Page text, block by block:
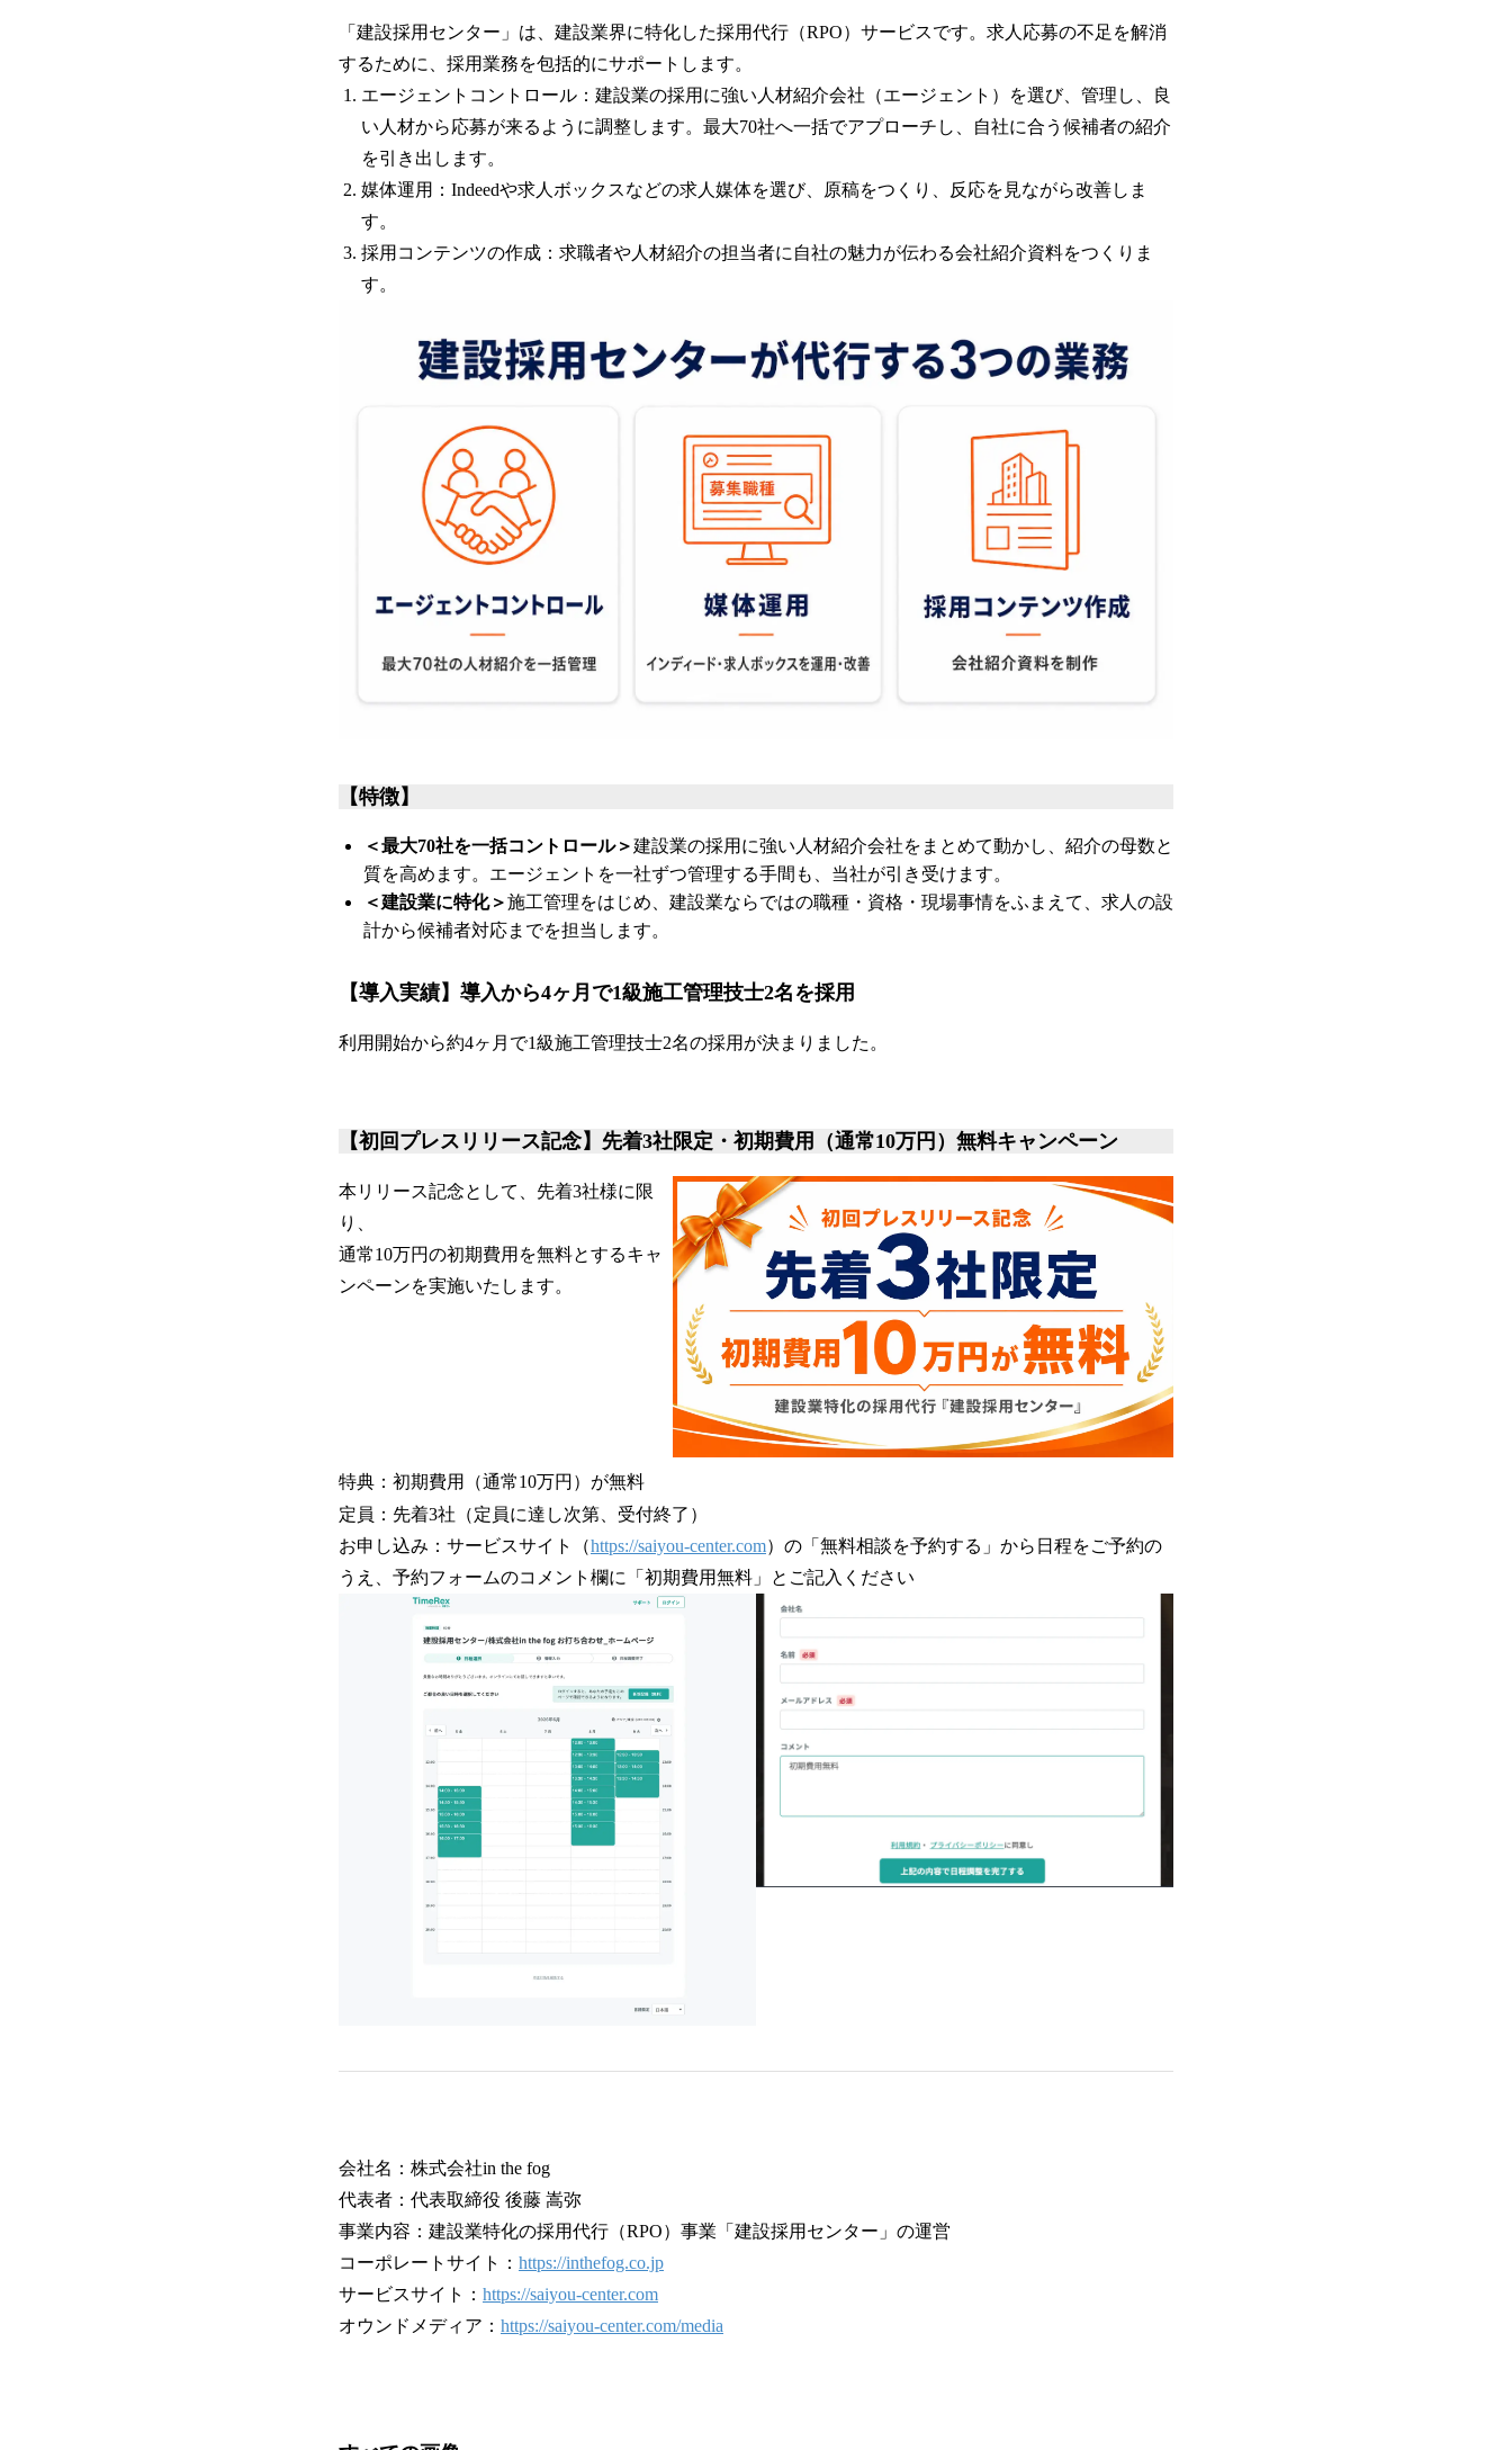
「建設採用センター」は、建設業界に特化した採用代行（RPO）サービスです。求人応募の不足を解消
するために、採用業務を包括的にサポートします。
エージェントコントロール：建設業の採用に強い人材紹介会社（エージェント）を選び、管理し、良
い人材から応募が来るように調整します。最大70社へ一括でアプローチし、自社に合う候補者の紹介
を引き出します。
媒体運用：Indeedや求人ボックスなどの求人媒体を選び、原稿をつくり、反応を見ながら改善しま
す。
採用コンテンツの作成：求職者や人材紹介の担当者に自社の魅力が伝わる会社紹介資料をつくりま
す。
【特徴】
＜最大70社を一括コントロール＞建設業の採用に強い人材紹介会社をまとめて動かし、紹介の母数と
質を高めます。エージェントを一社ずつ管理する手間も、当社が引き受けます。
＜建設業に特化＞施工管理をはじめ、建設業ならではの職種・資格・現場事情をふまえて、求人の設
計から候補者対応までを担当します。
【導入実績】導入から4ヶ月で1級施工管理技士2名を採用
利用開始から約4ヶ月で1級施工管理技士2名の採用が決まりました。
【初回プレスリリース記念】先着3社限定・初期費用（通常10万円）無料キャンペーン
本リリース記念として、先着3社様に限
り、
通常10万円の初期費用を無料とするキャ
ンペーンを実施いたします。
特典：初期費用（通常10万円）が無料
定員：先着3社（定員に達し次第、受付終了）
お申し込み：サービスサイト（https://saiyou-center.com）の「無料相談を予約する」から日程をご予約の
うえ、予約フォームのコメント欄に「初期費用無料」とご記入ください
会社名：株式会社in the fog
代表者：代表取締役 後藤 嵩弥
事業内容：建設業特化の採用代行（RPO）事業「建設採用センター」の運営
コーポレートサイト： https://inthefog.co.jp
サービスサイト： https://saiyou-center.com
オウンドメディア： https://saiyou-center.com/media